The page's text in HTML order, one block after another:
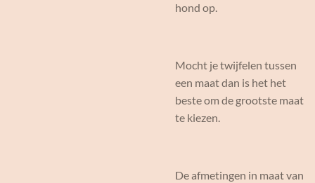
hond op.
Mocht je twijfelen tussen
een maat dan is het het
beste om de grootste maat
te kiezen.
De afmetingen in maat van